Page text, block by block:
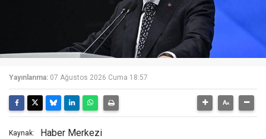
Yayınlanma: 07 Ağustos 2026 Cuma 18:57
Kaynak: Haber Merkezi